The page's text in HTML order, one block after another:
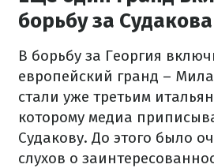
борьбу за Судакова
В борьбу за Георгия
европейский гранд –
стали уже третьим
которому медиа
Судакову. До этого было
слухов о